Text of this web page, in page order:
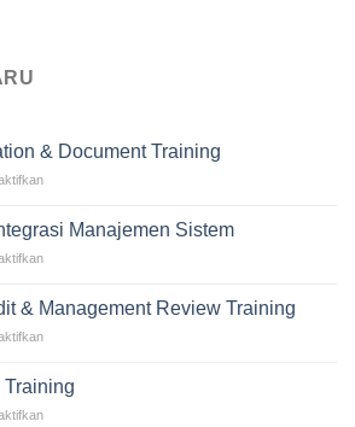
& Document Training
pada
Document
Training
Manajemen Sistem
pada
Integrasi
Manajemen
Sistem
& Management Review Training
pada
Audit
&
Management
pada